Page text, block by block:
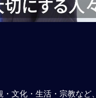
文化・生活・宗教など